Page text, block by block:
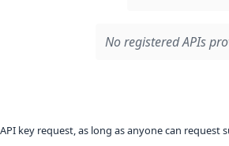
No registered APIs
key request, as long as anyone can request